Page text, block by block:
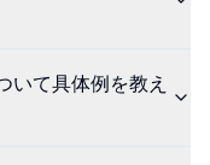
いて具体例を教え